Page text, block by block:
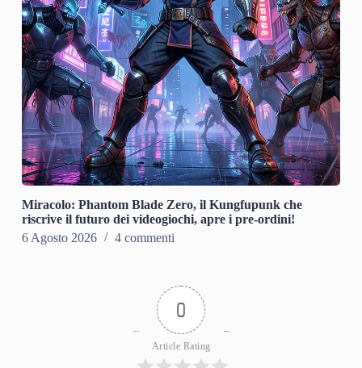
Miracolo: Phantom Blade Zero, il Kungfupunk che
riscrive il futuro dei videogiochi, apre i pre-ordini!
6 Agosto 2026
4 commenti
0
Article Rating